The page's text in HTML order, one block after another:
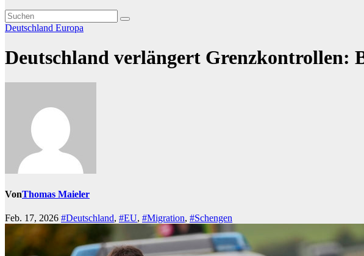
Deutschland Europa
Deutschland verlängert Grenzkontrollen:
VonThomas Maieler
Feb. 17, 2026 #Deutschland, #EU, #Migration, #Schengen